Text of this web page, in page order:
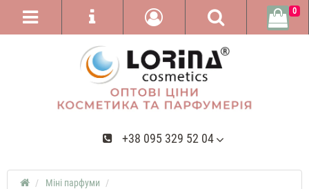
+38 095 329 52 04
0
Міні парфуми